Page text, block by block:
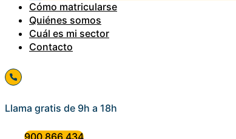
Cómo matricularse
Quiénes somos
Cuál es mi sector
Contacto
Llama gratis de 9h a 18h